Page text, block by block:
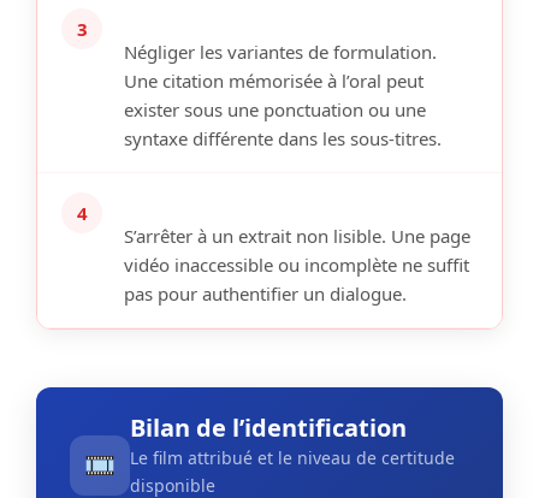
3
Négliger les variantes de formulation.
Une citation mémorisée à l’oral peut
exister sous une ponctuation ou une
syntaxe différente dans les sous-titres.
4
S’arrêter à un extrait non lisible. Une page
vidéo inaccessible ou incomplète ne suffit
pas pour authentifier un dialogue.
Bilan de l’identification
Le film attribué et le niveau de certitude
disponible